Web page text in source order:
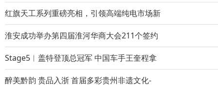
红旗天工系列重磅亮相，引领高端纯电市场新
淮安成功举办第四届淮河华商大会211个签约
Stage5︱盖特登顶总冠军 中国车手王奎程拿
醉美黔韵 贵品入浙 首届多彩贵州非遗文化-